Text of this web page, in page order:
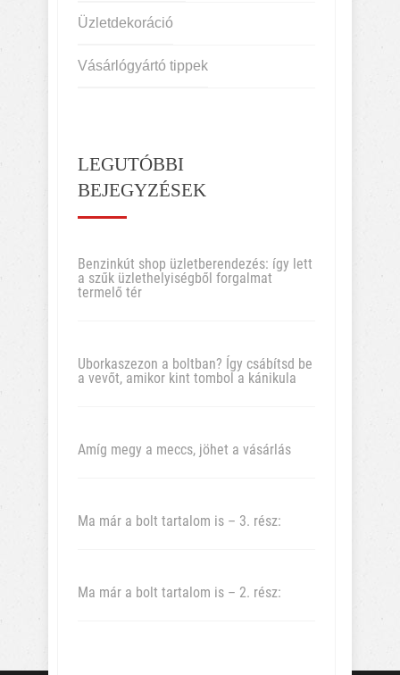
Üzletdekoráció
Vásárlógyártó tippek
LEGUTÓBBI
BEJEGYZÉSEK
Benzinkút shop üzletberendezés: így lett
a szűk üzlethelyiségből forgalmat
termelő tér
Uborkaszezon a boltban? Így csábítsd be
a vevőt, amikor kint tombol a kánikula
Amíg megy a meccs, jöhet a vásárlás
Ma már a bolt tartalom is – 3. rész:
Ma már a bolt tartalom is – 2. rész: